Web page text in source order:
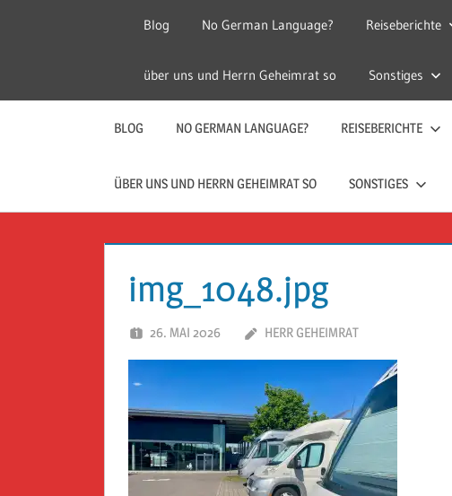
Reise
Guckloch
–
Geheimrat
auf
Reisen
Geheimrat
auf
Reisen
Blog No German Language? Reiseberichte
über uns und Herrn Geheimrat so Sonstiges
BLOG NO GERMAN LANGUAGE? REISEBERICHTE
ÜBER UNS UND HERRN GEHEIMRAT SO SONSTIGES
img_1048.jpg
26. MAI 2026 HERR GEHEIMRAT